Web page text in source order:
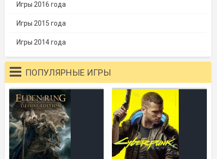
Игры 2016 года
Игры 2015 года
Игры 2014 года
ПОПУЛЯРНЫЕ ИГРЫ